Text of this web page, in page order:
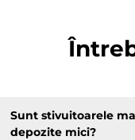
Sunt stivuitoarele
depozite mici?